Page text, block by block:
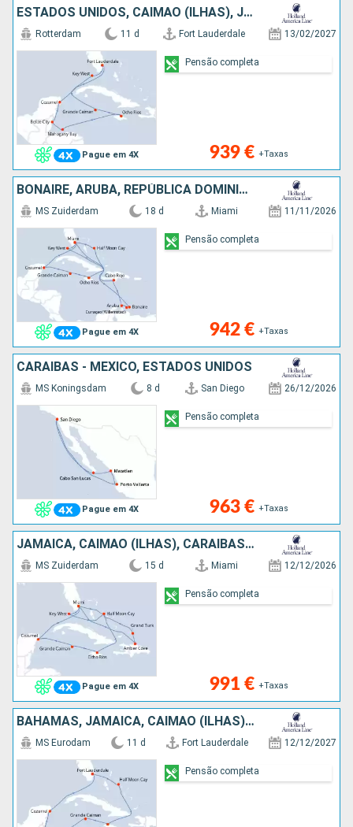
ESTADOS UNIDOS, CAIMÃO (ILHAS), JAMAICA, HONDURAS, BELIZE, CARAIBAS - MEXICO
Pague em 4X
Rotterdam 11 d Fort Lauderdale 13/02/2027
939 € +Taxas
Pensão completa
BONAIRE, ARUBA, REPÚBLICA DOMINICANA, BAHAMAS, ESTADOS UNIDOS, JAMAICA, CAIMÃO (ILHAS), CARAIBAS - MEXICO
Pague em 4X
MS Zuiderdam 18 d Miami 11/11/2026
942 € +Taxas
Pensão completa
CARAIBAS - MEXICO, ESTADOS UNIDOS
Pague em 4X
MS Koningsdam 8 d San Diego 26/12/2026
963 € +Taxas
Pensão completa
JAMAICA, CAIMÃO (ILHAS), CARAIBAS - MEXICO, REPÚBLICA DOMINICANA, ILHAS TURCAS E CAICOS, BAHAMAS, ESTADOS UNIDOS
Pague em 4X
MS Zuiderdam 15 d Miami 12/12/2026
991 € +Taxas
Pensão completa
BAHAMAS, JAMAICA, CAIMÃO (ILHAS), HONDURAS, BELIZE, CARAIBAS - MEXICO, ESTADOS UNIDOS
MS Eurodam 11 d Fort Lauderdale 12/12/2027
Pensão completa